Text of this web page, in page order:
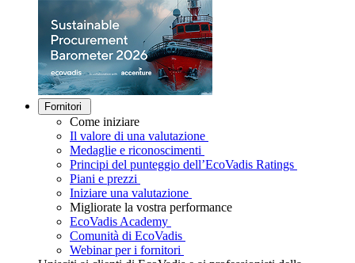
Fornitori
Come iniziare
Il valore di una valutazione
Medaglie e riconoscimenti
Principi del punteggio dell’EcoVadis Ratings
Piani e prezzi
Iniziare una valutazione
Migliorate la vostra performance
EcoVadis Academy
Comunità di EcoVadis
Webinar per i fornitori